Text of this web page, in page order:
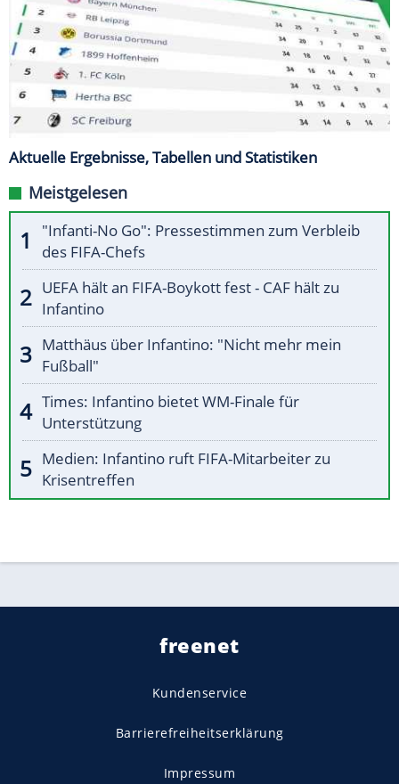
Aktuelle Ergebnisse, Tabellen und Statistiken
Meistgelesen
"Infanti-No Go": Pressestimmen zum Verbleib
des FIFA-Chefs
UEFA hält an FIFA-Boykott fest - CAF hält zu
Infantino
Matthäus über Infantino: "Nicht mehr mein
Fußball"
Times: Infantino bietet WM-Finale für
Unterstützung
Medien: Infantino ruft FIFA-Mitarbeiter zu
Krisentreffen
freenet
Kundenservice
Barrierefreiheitserklärung
Impressum